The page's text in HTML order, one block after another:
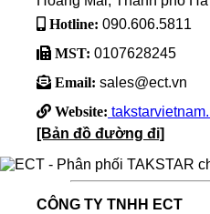
Hotline: 090.606.5811
MST: 0107628245
Email: sales@ect.vn
Website:
[Bản đồ đường đi]
CÔNG TY TNHH ECT